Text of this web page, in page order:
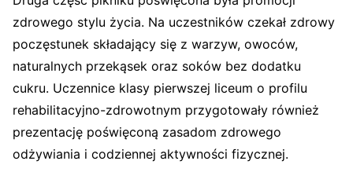
zdrowego stylu życia. Na uczestników czekał zdrowy
poczęstunek składający się z warzyw, owoców,
naturalnych przekąsek oraz soków bez dodatku
cukru. Uczennice klasy pierwszej liceum o profilu
rehabilitacyjno-zdrowotnym przygotowały również
prezentację poświęconą zasadom zdrowego
odżywiania i codziennej aktywności fizycznej.